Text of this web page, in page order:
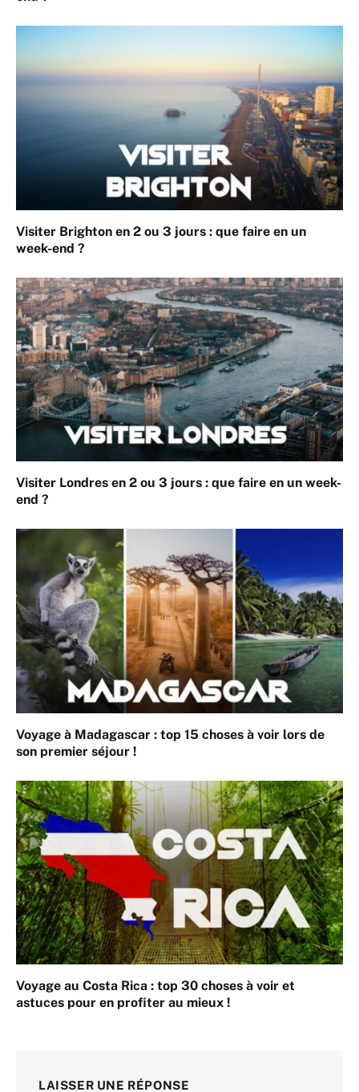
Visiter Brighton en 2 ou 3 jours : que faire en un
week-end ?
Visiter Londres en 2 ou 3 jours : que faire en un week-
end ?
Voyage à Madagascar : top 15 choses à voir lors de
son premier séjour !
Voyage au Costa Rica : top 30 choses à voir et
astuces pour en profiter au mieux !
LAISSER UNE RÉPONSE